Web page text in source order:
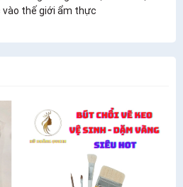
vào thế giới ẩm thực